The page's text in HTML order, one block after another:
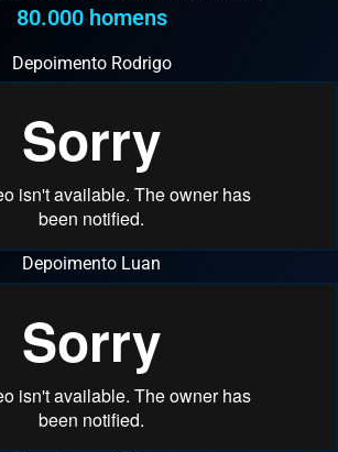
80.000 homens
Depoimento Rodrigo
Depoimento Luan